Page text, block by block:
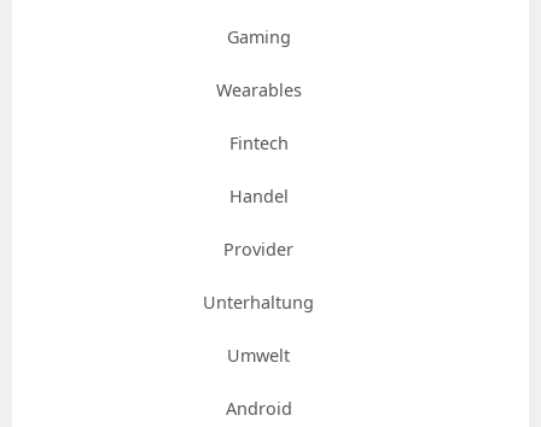
Gaming
Wearables
Fintech
Handel
Provider
Unterhaltung
Umwelt
Android